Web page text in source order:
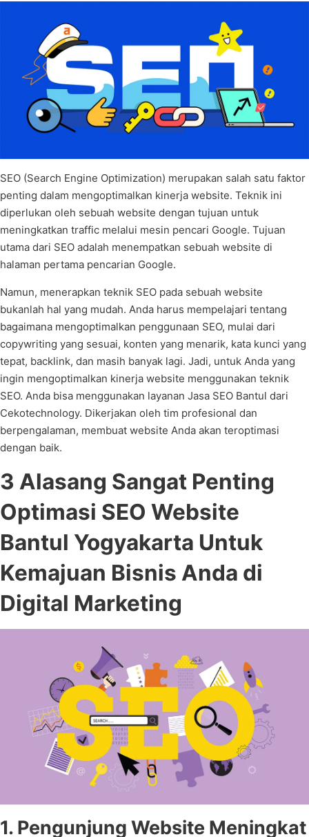
SEO (Search Engine Optimization) merupakan salah satu faktor
penting dalam mengoptimalkan kinerja website. Teknik ini
diperlukan oleh sebuah website dengan tujuan untuk
meningkatkan traffic melalui mesin pencari Google. Tujuan
utama dari SEO adalah menempatkan sebuah website di
halaman pertama pencarian Google.
Namun, menerapkan teknik SEO pada sebuah website
bukanlah hal yang mudah. Anda harus mempelajari tentang
bagaimana mengoptimalkan penggunaan SEO, mulai dari
copywriting yang sesuai, konten yang menarik, kata kunci yang
tepat, backlink, dan masih banyak lagi. Jadi, untuk Anda yang
ingin mengoptimalkan kinerja website menggunakan teknik
SEO. Anda bisa menggunakan layanan Jasa SEO Bantul dari
Cekotechnology. Dikerjakan oleh tim profesional dan
berpengalaman, membuat website Anda akan teroptimasi
dengan baik.
3 Alasang Sangat Penting
Optimasi SEO Website
Bantul Yogyakarta Untuk
Kemajuan Bisnis Anda di
Digital Marketing
1. Pengunjung Website Meningkat